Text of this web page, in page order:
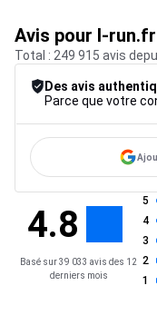
Avis pour I-run.fr
Total : 249 915 avis
Des avis
4.8
Basé sur 39 033 avis des 12
derniers mois
5
4
3
2
1